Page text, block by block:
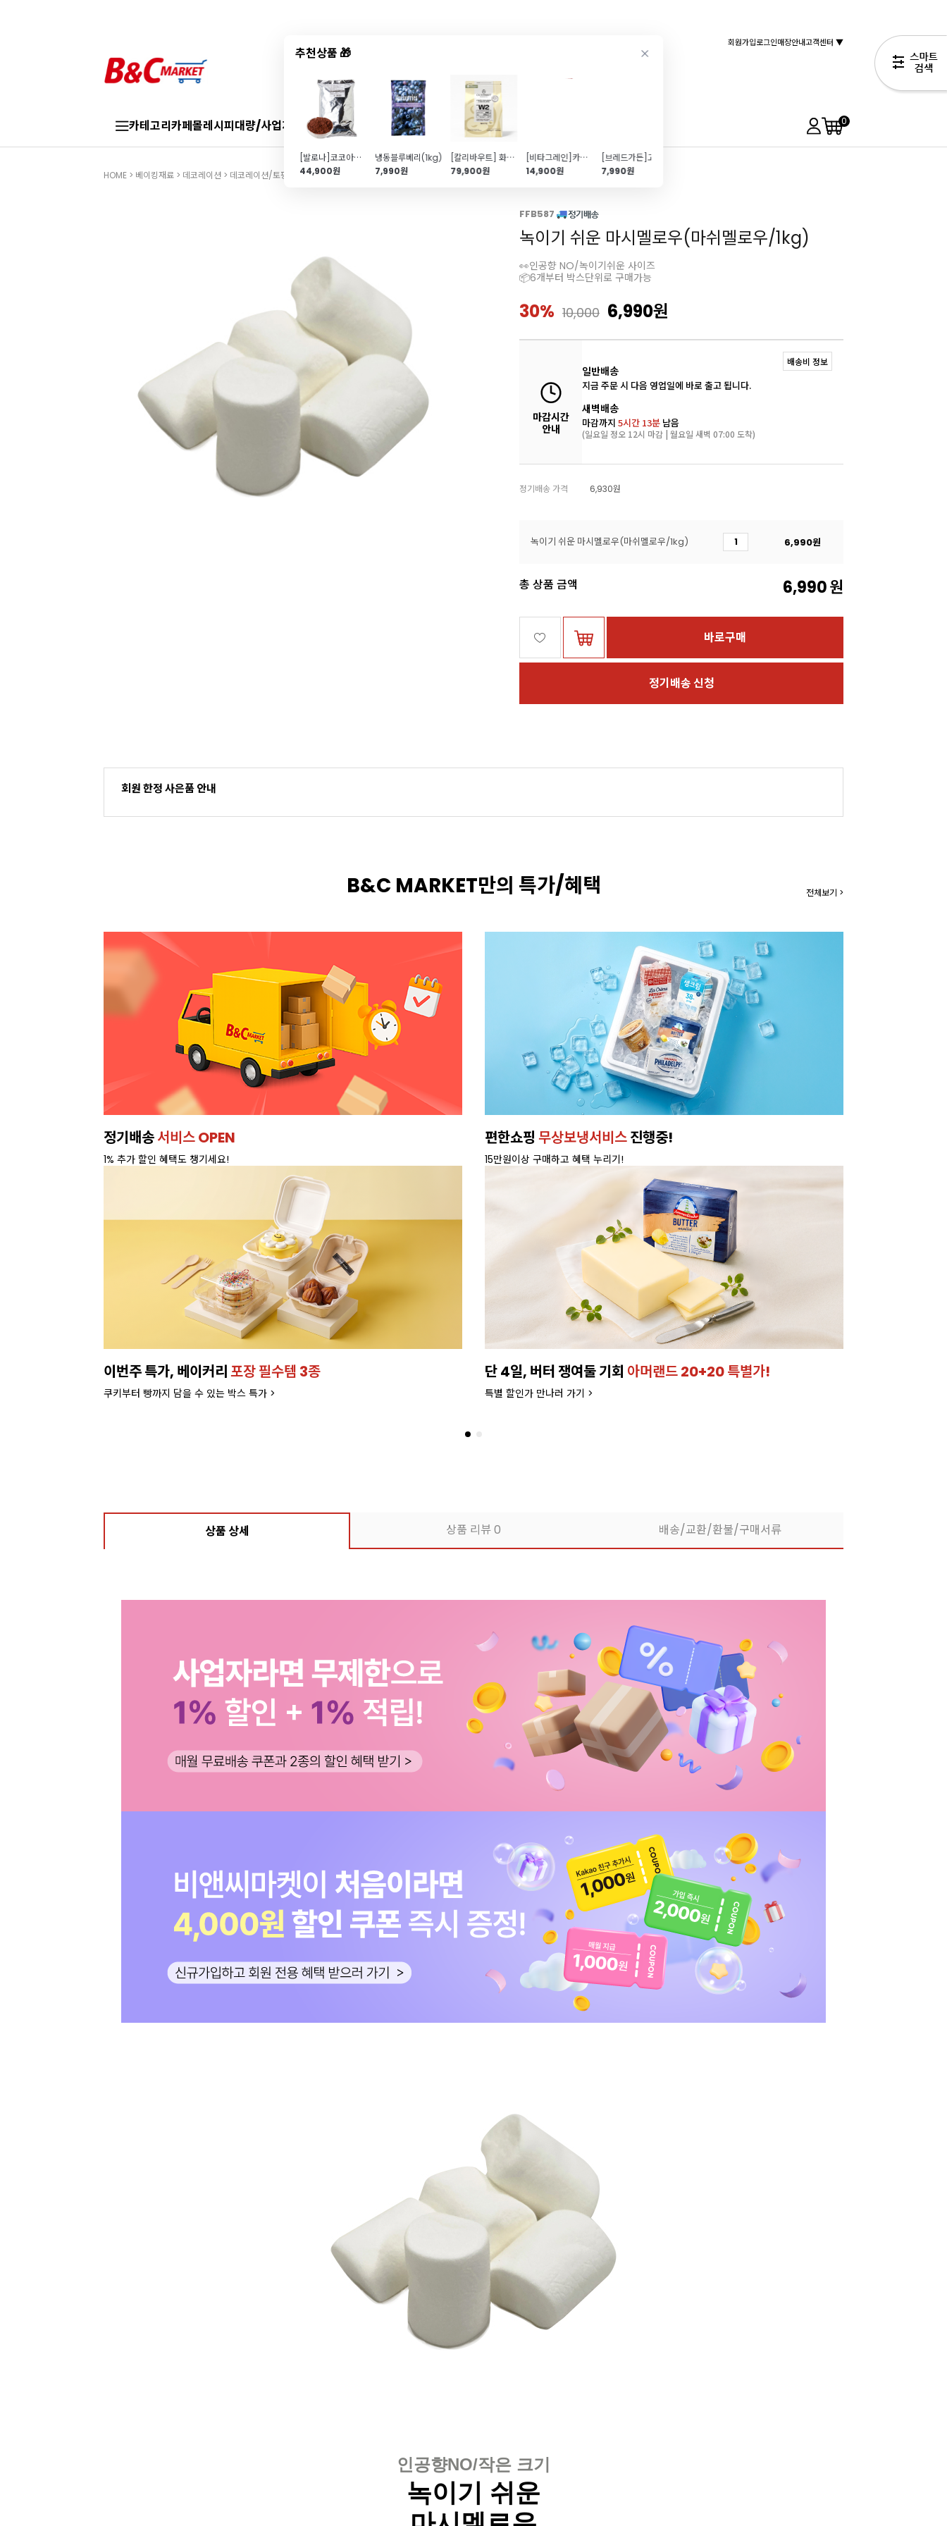
추천상품 🎁
[발로나]코코아파우더(1kg)
44,900원
냉동블루베리(1kg)
7,990원
[칼리바우트] 화이트커버춰초콜릿28%(2.5kg\/커버처)
79,900원
[비타그레인]카라멜 크런치 콘플레이크(1kg\/토핑용)
14,900원
7,990원
회원가입로그인매장안내고객센터 ▼
카테고리카페몰레시피대량/사업자 브랜드샵신상품 TOP50특가/혜택 0
HOME > 베이킹재료 > 데코레이션 > 데코레이션/토핑
FFB587
녹이기 쉬운 마시멜로우(마쉬멜로우/1kg)
👀인공향 NO/녹이기쉬운 사이즈
📦6개부터 박스단위로 구매가능
30% 10,000 6,990원
마감시간
안내
일반배송
지금 주문 시 다음 영업일에 바로 출고 됩니다.
새벽배송
마감까지 5시간 13분 남음
(일요일 정오 12시 마감 | 월요일 새벽 07:00 도착)
배송비 정보
정기배송 가격 6,930원
녹이기 쉬운 마시멜로우(마쉬멜로우/1kg) 6,990원
총 상품 금액 6,990원
바로구매
정기배송 신청
회원 한정 사은품 안내
B&C MARKET만의 특가/혜택 전체보기 >
정기배송서비스 OPEN
1% 추가 할인 혜택도 챙기세요!
편한쇼핑 무상보냉서비스진행중!
15만원이상 구매하고 혜택 누리기!
이번주 특가, 베이커리포장 필수템 3종
쿠키부터 빵까지 담을 수 있는 박스 특가 >
단 4일, 버터 쟁여둘 기회 아머랜드 20+20 특별가!
특별 할인가 만나러 가기 >
상품 상세 상품 리뷰0 배송/교환/환불/구매서류
인공향NO/작은 크기
녹이기 쉬운